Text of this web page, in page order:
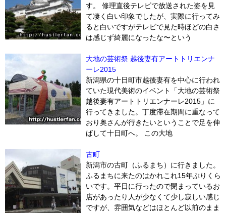
す。 修理直後テレビで放送された姿を見
て凄く白い印象でしたが、実際に行ってみ
ると白いですがテレビで見た時ほどの白さ
は感じず綺麗になったな〜という
大地の芸術祭 越後妻有アートトリエンナ
ーレ2015
新潟県の十日町市越後妻有を中心に行われ
ていた現代美術のイベント「大地の芸術祭
越後妻有アートトリエンナーレ2015」に
行ってきました。丁度滞在期間に重なって
おり奥さんが行きたいということで足を伸
ばして十日町へ。 この大地
古町
新潟市の古町（ふるまち）に行きました。
ふるまちに来たのはかれこれ15年ぶりくら
いです。平日に行ったので閉まっているお
店があったり人が少なくて少し寂しい感じ
ですが、雰囲気などはほとんど以前のまま